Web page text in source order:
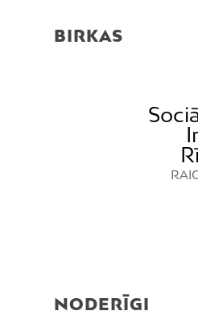
BIRKAS
NODERĪGI